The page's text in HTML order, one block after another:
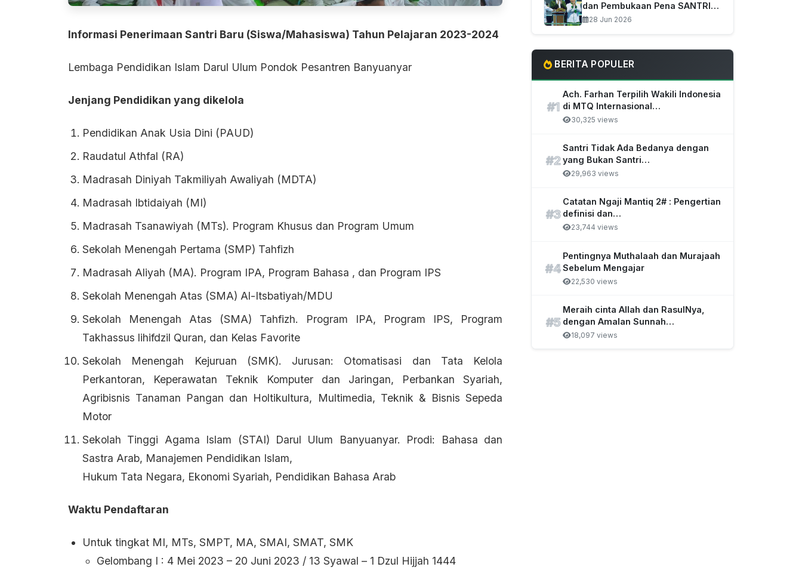
Informasi Penerimaan Santri Baru (Siswa/Mahasiswa) Tahun Pelajaran 2023-2024
Lembaga Pendidikan Islam Darul Ulum Pondok Pesantren Banyuanyar
Jenjang Pendidikan yang dikelola
Pendidikan Anak Usia Dini (PAUD)
Raudatul Athfal (RA)
Madrasah Diniyah Takmiliyah Awaliyah (MDTA)
Madrasah Ibtidaiyah (MI)
Madrasah Tsanawiyah (MTs). Program Khusus dan Program Umum
Sekolah Menengah Pertama (SMP) Tahfizh
Madrasah Aliyah (MA). Program IPA, Program Bahasa , dan Program IPS
Sekolah Menengah Atas (SMA) Al-Itsbatiyah/MDU
Sekolah Menengah Atas (SMA) Tahfizh. Program IPA, Program IPS, Program
Takhassus lihifdzil Quran, dan Kelas Favorite
Sekolah Menengah Kejuruan (SMK). Jurusan: Otomatisasi dan Tata Kelola
Perkantoran, Keperawatan Teknik Komputer dan Jaringan, Perbankan Syariah,
Agribisnis Tanaman Pangan dan Holtikultura, Multimedia, Teknik & Bisnis Sepeda
Motor
Sekolah Tinggi Agama Islam (STAI) Darul Ulum Banyuanyar. Prodi: Bahasa dan
Sastra Arab, Manajemen Pendidikan Islam,
Hukum Tata Negara, Ekonomi Syariah, Pendidikan Bahasa Arab
Waktu Pendaftaran
Untuk tingkat MI, MTs, SMPT, MA, SMAI, SMAT, SMK
Gelombang I : 4 Mei 2023 – 20 Juni 2023 / 13 Syawal – 1 Dzul Hijjah 1444
dan Pembukaan Pena SANTRI…
28 Jun 2026
BERITA POPULER
#1
Ach. Farhan Terpilih Wakili Indonesia
di MTQ Internasional…
30,325 views
#2
Santri Tidak Ada Bedanya dengan
yang Bukan Santri…
29,963 views
#3
Catatan Ngaji Mantiq 2# : Pengertian
definisi dan…
23,744 views
#4
Pentingnya Muthalaah dan Murajaah
Sebelum Mengajar
22,530 views
#5
Meraih cinta Allah dan RasulNya,
dengan Amalan Sunnah…
18,097 views